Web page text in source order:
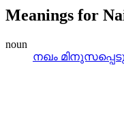
Meanings for
noun
നഖം